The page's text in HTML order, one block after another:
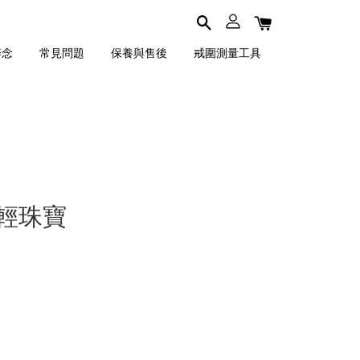
常見問題 保養與售後 戒圍測量工具
珠寶